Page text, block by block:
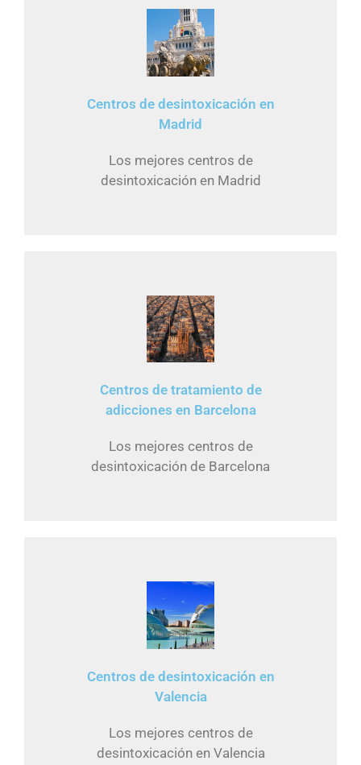
Centros de desintoxicación en
Madrid
Los mejores centros de
desintoxicación en Madrid
Centros de tratamiento de
adicciones en Barcelona
Los mejores centros de
desintoxicación de Barcelona
Centros de desintoxicación en
Valencia
Los mejores centros de
desintoxicación en Valencia